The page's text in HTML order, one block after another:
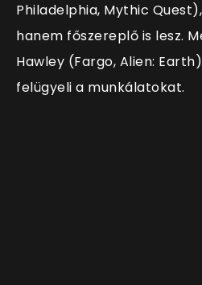
Philadelphia, Mythic
hanem főszereplő is lesz.
Hawley (Fargo, Alien:
felügyeli a munkálatokat.